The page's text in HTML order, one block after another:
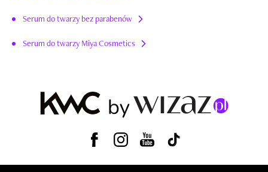
Serum do twarzy bez parabenów
Serum do twarzy Miya Cosmetics